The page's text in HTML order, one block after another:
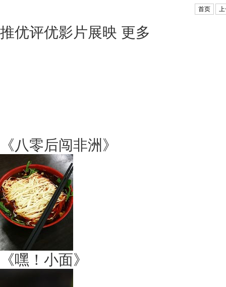
首页
推优评优影片展映 更多
《八零后闯非洲》
《嘿！小面》